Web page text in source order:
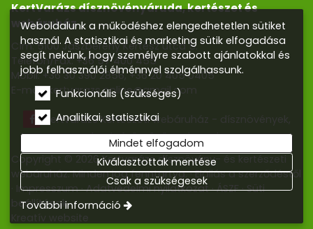
KertVarázs dísznövényáruda, kertészet és
webáruház
Cím: 5100 Jászberény Kertész utca 5.
Telefon/Fax: +36 57 400 455
Mobil:+36 30 390 2856,+36 20 405 0405
E-mail:kertvarazs.online@gmail.com
Kertvarázs Kertészeti webáruház - dísznövények,
kerti tó, öntözőrendszerek
Copyright © 2026 Kertvarázs dísznövény- és kertészeti
webáruház. Minden jog fenntartva. Elállás a szerződéstől
Impresszum Adatvédelmi nyilatkozat ÁSZF Süti
beállítások
Kreatív website
Weboldalunk a működéshez elengedhetetlen sütiket
használ. A statisztikai és marketing sütik elfogadása
segít nekünk, hogy személyre szabott ajánlatokkal és
jobb felhasználói élménnyel szolgálhassunk.
Funkcionális (szükséges)
Analitikai, statisztikai
Mindet elfogadom
Kiválasztottak mentése
Csak a szükségesek
További információ